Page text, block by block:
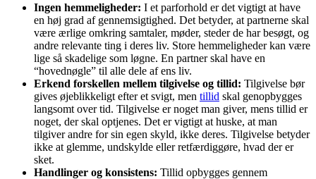
Ingen hemmeligheder: I et parforhold er det vigtigt at have
en høj grad af gennemsigtighed. Det betyder, at partnerne skal
være ærlige omkring samtaler, møder, steder de har besøgt, og
andre relevante ting i deres liv. Store hemmeligheder kan være
lige så skadelige som løgne. En partner skal have en
“hovednøgle” til alle dele af ens liv.
Erkend forskellen mellem tilgivelse og tillid: Tilgivelse bør
gives øjeblikkeligt efter et svigt, men tillid skal genopbygges
langsomt over tid. Tilgivelse er noget man giver, mens tillid er
noget, der skal optjenes. Det er vigtigt at huske, at man
tilgiver andre for sin egen skyld, ikke deres. Tilgivelse betyder
ikke at glemme, undskylde eller retfærdiggøre, hvad der er
sket.
Handlinger og konsistens: Tillid opbygges gennem